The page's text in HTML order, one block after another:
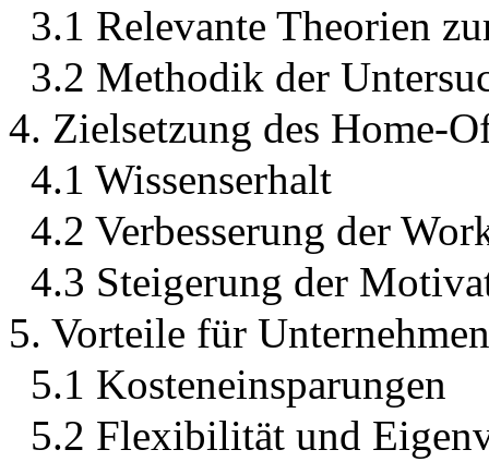
3.1 Relevante Theorien
3.2 Methodik der
4. Zielsetzung des Home-
4.1 Wissenserhalt
4.2 Verbesserung der
4.3 Steigerung der
5. Vorteile für
5.1 Kosteneinsparungen
5.2 Flexibilität und